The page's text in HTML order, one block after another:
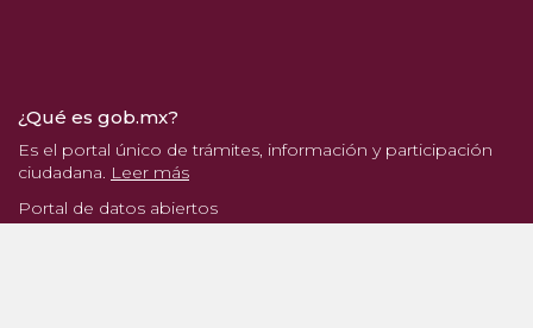
¿Qué es gob.mx?
Es el portal único de trámites, información y participación
ciudadana. Leer más
Portal de datos abiertos